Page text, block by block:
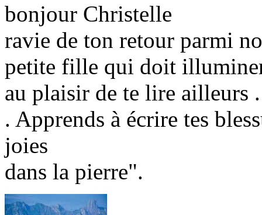
bonjour Christelle
ravie de ton retour parmi
petite fille qui doit
au plaisir de te lire ailleurs .
. Apprends à écrire tes
joies
dans la pierre".